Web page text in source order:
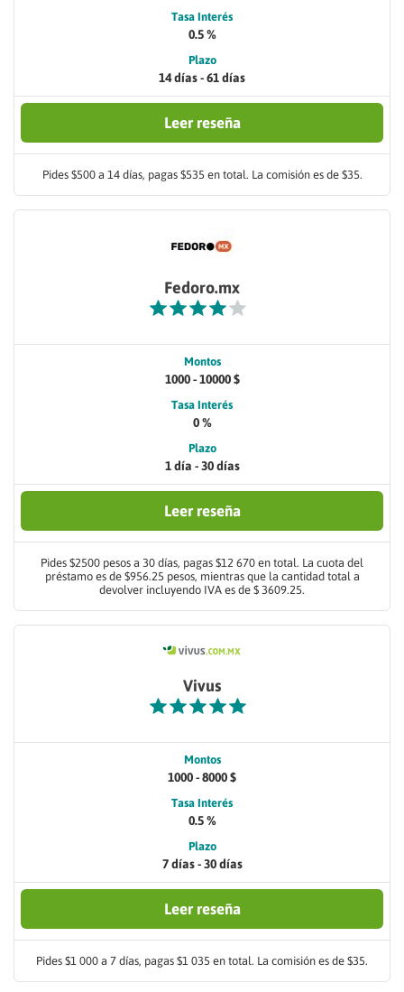
Tasa Interés
0.5 %
Plazo
14 días - 61 días
Leer reseña
Pides $500 a 14 días, pagas $535 en total. La comisión es de $35.
Fedoro.mx
Montos
1000 - 10000 $
Tasa Interés
0 %
Plazo
1 día - 30 días
Leer reseña
Pides $2500 pesos a 30 días, pagas $12 670 en total. La cuota del
préstamo es de $956.25 pesos, mientras que la cantidad total a
devolver incluyendo IVA es de $ 3609.25.
Vivus
Montos
1000 - 8000 $
Tasa Interés
0.5 %
Plazo
7 días - 30 días
Leer reseña
Pides $1 000 a 7 días, pagas $1 035 en total. La comisión es de $35.